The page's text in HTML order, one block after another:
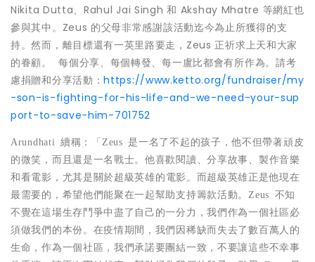
Nikita Dutta、Rahul Jai Singh 和 Akshay Mhatre 等網紅也
參與其中。Zeus 的父母非常感謝該活動迄今為止所獲得的支
持。然而，離目標還有一英里路要走，Zeus 正祈求上天和大家
的眷顧。 每個分享、每個轉發、每一盧比都會有所作為。請考
慮捐贈和分享活動：https://www.ketto.org/fundraiser/my
-son-is-fighting-for-his-life-and-we-need-your-sup
port-to-save-him-701752
Arundhati 續稱：「 Zeus 是一名了不起的孩子，他不但帶著頑皮
的微笑，而且還是一名戰士。他喜歡 閱讀、分享故事、製作音樂
和看電影，尤其是關於超級英雄的電影。而超級英雄正是他現在
最需要的，希望他們能聚在一起幫助支持籌款活動。 Zeus 不知
不覺在這場生存鬥爭中盡了自己的一分力，我們作為一個社區必
須做我們的本份。在疫情期間，我們因稀缺而失去了數百萬人的
生命，作為一個社區，我們承諾要團結一致，不要讓這些不幸事